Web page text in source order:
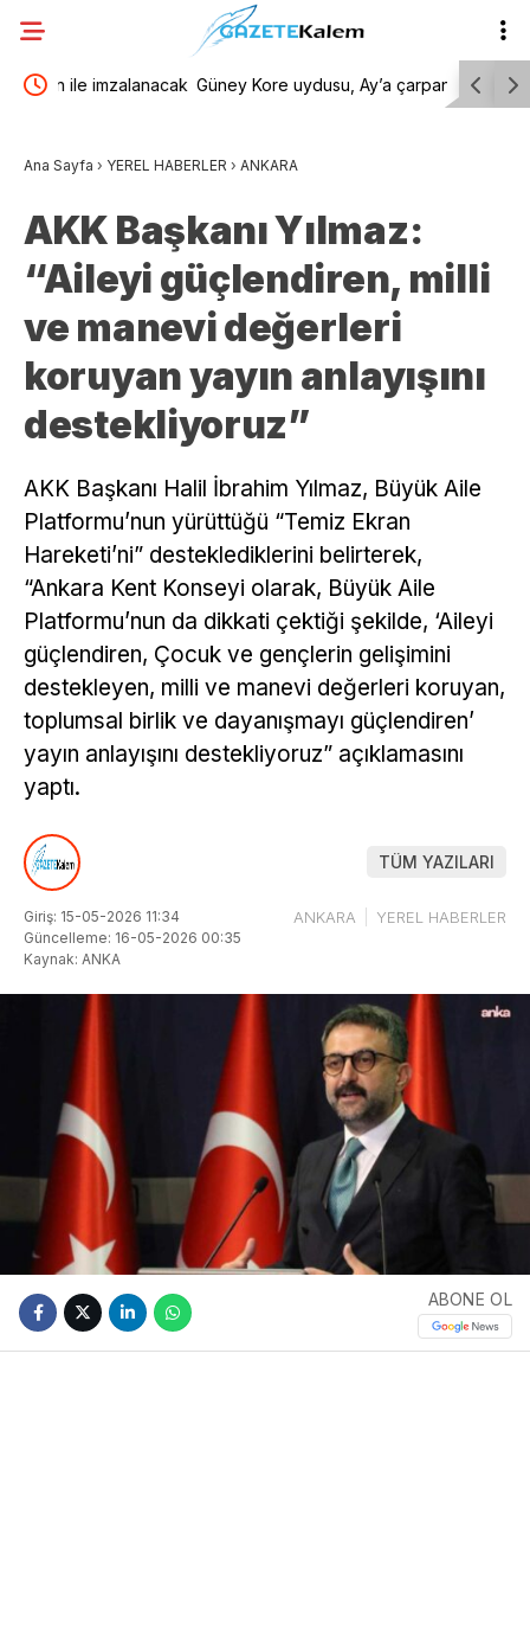
Güney Kore uydusu, Ay’a çarpan SpaceX
Ana Sayfa › YEREL HABERLER › ANKARA
AKK Başkanı Yılmaz:
“Aileyi güçlendiren, milli
ve manevi değerleri
koruyan yayın anlayışını
destekliyoruz”
AKK Başkanı Halil İbrahim Yılmaz, Büyük Aile
Platformu’nun yürüttüğü “Temiz Ekran
Hareketi’ni” desteklediklerini belirterek,
“Ankara Kent Konseyi olarak, Büyük Aile
Platformu’nun da dikkati çektiği şekilde, ‘Aileyi
güçlendiren, Çocuk ve gençlerin gelişimini
destekleyen, milli ve manevi değerleri koruyan,
toplumsal birlik ve dayanışmayı güçlendiren’
yayın anlayışını destekliyoruz” açıklamasını
yaptı.
TÜM YAZILARI
Giriş: 15-05-2026 11:34
Güncelleme: 16-05-2026 00:35
Kaynak: ANKA
ANKARA YEREL HABERLER
ABONE OL